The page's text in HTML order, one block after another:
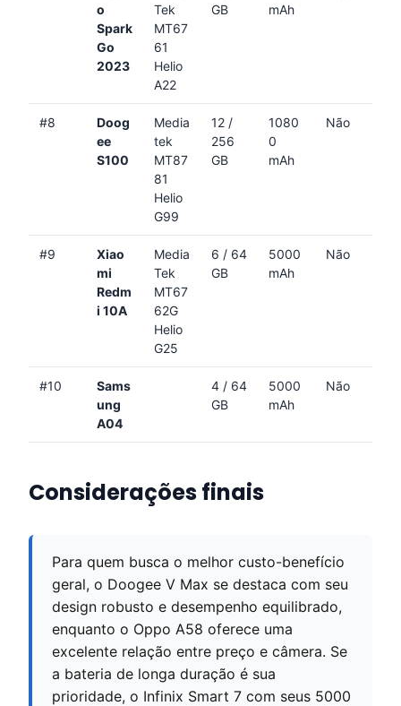
o
Spark
Go
2023
Tek
MT67
61
Helio
A22
GB
mAh
#8
Doog
ee
S100
Media
tek
MT87
81
Helio
G99
12 /
256
GB
1080
0
mAh
Não
#9
Xiao
mi
Redm
i 10A
Media
Tek
MT67
62G
Helio
G25
6 / 64
GB
5000
mAh
Não
#10
Sams
ung
A04
4 / 64
GB
5000
mAh
Não
Considerações finais
Para quem busca o melhor custo-benefício
geral, o Doogee V Max se destaca com seu
design robusto e desempenho equilibrado,
enquanto o Oppo A58 oferece uma
excelente relação entre preço e câmera. Se
a bateria de longa duração é sua
prioridade, o Infinix Smart 7 com seus 5000